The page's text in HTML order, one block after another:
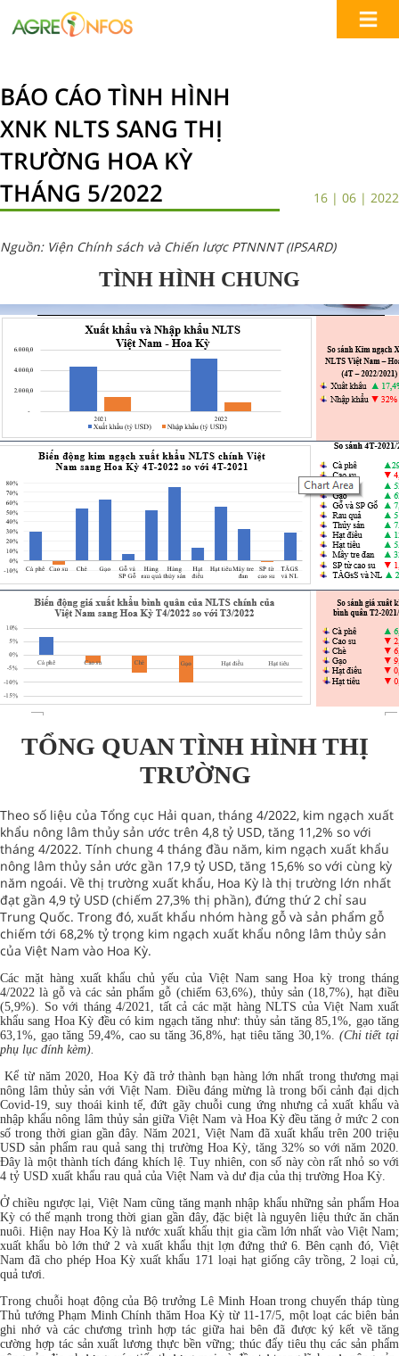
BÁO CÁO TÌNH HÌNH
XNK NLTS SANG THỊ
TRƯỜNG HOA KỲ
THÁNG 5/2022
16 | 06 | 2022
Nguồn: Viện Chính sách và Chiến lược PTNNNT (IPSARD)
TÌNH HÌNH CHUNG
TỔNG QUAN TÌNH HÌNH THỊ
TRƯỜNG
Theo số liệu của Tổng cục Hải quan, tháng 4/2022, kim ngạch xuất
khẩu nông lâm thủy sản ước trên 4,8 tỷ USD, tăng 11,2% so với
tháng 4/2022. Tính chung 4 tháng đầu năm, kim ngạch xuất khẩu
nông lâm thủy sản ước gần 17,9 tỷ USD, tăng 15,6% so với cùng kỳ
năm ngoái. Về thị trường xuất khẩu, Hoa Kỳ là thị trường lớn nhất
đạt gần 4,9 tỷ USD (chiếm 27,3% thị phần), đứng thứ 2 chỉ sau
Trung Quốc. Trong đó, xuất khẩu nhóm hàng gỗ và sản phẩm gỗ
chiếm tới 68,2% tỷ trọng kim ngạch xuất khẩu nông lâm thủy sản
của Việt Nam vào Hoa Kỳ.
Các mặt hàng xuất khẩu chủ yếu của Việt Nam sang Hoa kỳ trong tháng
4/2022 là gỗ và các sản phẩm gỗ (chiếm 63,6%), thủy sản (18,7%), hạt điều
(5,9%). So với tháng 4/2021, tất cả các mặt hàng NLTS của Việt Nam xuất
khẩu sang Hoa Kỳ đều có kim ngạch tăng như: thủy sản tăng 85,1%, gạo tăng
63,1%, gạo tăng 59,4%, cao su tăng 36,8%, hạt tiêu tăng 30,1%. (Chi tiết tại
phụ lục đính kèm).
Kể từ năm 2020, Hoa Kỳ đã trở thành bạn hàng lớn nhất trong thương mại
nông lâm thủy sản với Việt Nam. Điều đáng mừng là trong bối cảnh đại dịch
Covid-19, suy thoái kinh tế, đứt gãy chuỗi cung ứng nhưng cả xuất khẩu và
nhập khẩu nông lâm thủy sản giữa Việt Nam và Hoa Kỳ đều tăng ở mức 2 con
số trong thời gian gần đây. Năm 2021, Việt Nam đã xuất khẩu trên 200 triệu
USD sản phẩm rau quả sang thị trường Hoa Kỳ, tăng 32% so với năm 2020.
Đây là một thành tích đáng khích lệ. Tuy nhiên, con số này còn rất nhỏ so với
4 tỷ USD xuất khẩu rau quả của Việt Nam và dư địa của thị trường Hoa Kỳ.
Ở chiều ngược lại, Việt Nam cũng tăng mạnh nhập khẩu những sản phẩm Hoa
Kỳ có thế mạnh trong thời gian gần đây, đặc biệt là nguyên liệu thức ăn chăn
nuôi. Hiện nay Hoa Kỳ là nước xuất khẩu thịt gia cầm lớn nhất vào Việt Nam;
xuất khẩu bò lớn thứ 2 và xuất khẩu thịt lợn đứng thứ 6. Bên cạnh đó, Việt
Nam đã cho phép Hoa Kỳ xuất khẩu 171 loại hạt giống cây trồng, 2 loại củ,
quả tươi.
Trong chuỗi hoạt động của Bộ trưởng Lê Minh Hoan trong chuyến tháp tùng
Thủ tướng Phạm Minh Chính thăm Hoa Kỳ từ 11-17/5, một loạt các biên bản
ghi nhớ và các chương trình hợp tác giữa hai bên đã được ký kết về tăng
cường hợp tác sản xuất lương thực bền vững; thúc đẩy tiêu thụ các sản phẩm